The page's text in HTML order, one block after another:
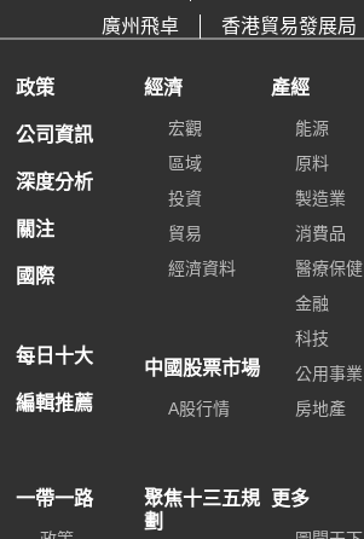
廣州飛卓
香港貿易發展局
政策
公司資訊
深度分析
關注
國際
每日十大
編輯推薦
經濟
宏觀
區域
投資
貿易
經濟資料
中國股票市場
A股行情
產經
能源
原料
製造業
消費品
醫療保健
金融
科技
公用事業
房地產
一帶一路
聚焦十三五規
劃
更多